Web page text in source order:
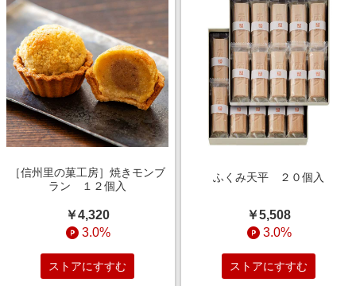
［信州里の菓工房］焼きモンブ
ラン １２個入
￥4,320
3.0%
ストアにすすむ
ふくみ天平 ２０個入
￥5,508
3.0%
ストアにすすむ